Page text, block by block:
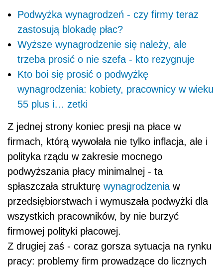
Podwyżka wynagrodzeń - czy firmy teraz
zastosują blokadę płac?
Wyższe wynagrodzenie się należy, ale
trzeba prosić o nie szefa - kto rezygnuje
Kto boi się prosić o podwyżkę
wynagrodzenia: kobiety, pracownicy w wieku
55 plus i… zetki
Z jednej strony koniec presji na płace w
firmach, którą wywołała nie tylko inflacja, ale i
polityka rządu w zakresie mocnego
podwyższania płacy minimalnej - ta
spłaszczała strukturę wynagrodzenia w
przedsiębiorstwach i wymuszała podwyżki dla
wszystkich pracowników, by nie burzyć
firmowej polityki płacowej.
Z drugiej zaś - coraz gorsza sytuacja na rynku
pracy: problemy firm prowadzące do licznych